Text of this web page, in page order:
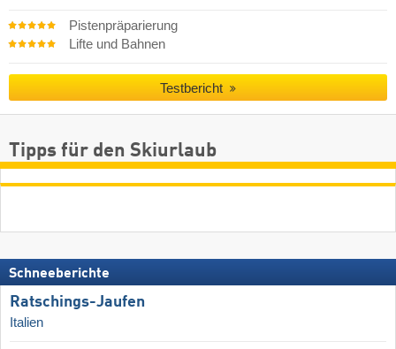
Pistenpräparierung
Lifte und Bahnen
Testbericht
Tipps für den Skiurlaub
Schneeberichte
Ratschings-Jaufen
Italien